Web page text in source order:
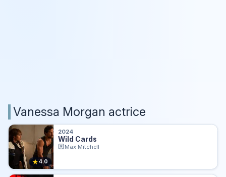
Vanessa Morgan actrice
★4.0
2024
Wild Cards
Max Mitchell